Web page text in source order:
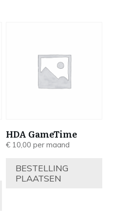
HDA GameTime
€ 10,00 per maand
BESTELLING
PLAATSEN